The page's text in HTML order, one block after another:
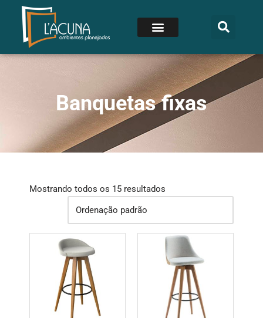
Banquetas fixas
Mostrando todos os 15 resultados